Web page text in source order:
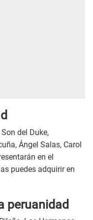
del Duke,
Ángel Salas, Carol
en el
puedes adquirir en
peruanidad